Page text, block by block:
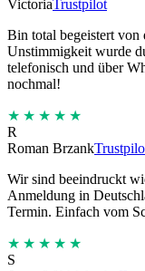
VictoriaTrustpilot
Bin total begeistert von
Unstimmigkeit wurde
telefonisch und über
nochmal!
★★★★★
R
Roman Brzank
Wir sind beeindruckt
Anmeldung in
Termin. Einfach vom
★★★★★
S